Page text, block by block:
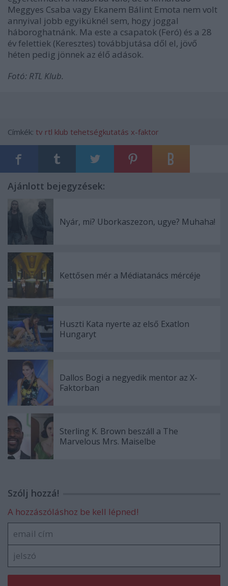
Meggyes Csaba vagy Ekanem Bálint Emota nem volt
annyival jobb egyiküknél sem, hogy joggal
háboroghatnánk. Ma este a csapatok (Feró) és a 28
év felettiek (Keresztes) továbbjutása dől el, jövő
héten pedig jönnek az élő adások.
Fotó: RTL Klub.
Címkék: tv rtl klub tehetségkutatás x-faktor
Ajánlott bejegyzések:
Nyár, mi? Uborkaszezon, ugye? Muhaha!
Kettősen mér a Médiatanács mércéje
Huszti Kata nyerte az első Exatlon
Hungaryt
Dallos Bogi a negyedik mentor az X-
Faktorban
Sterling K. Brown beszáll a The
Marvelous Mrs. Maiselbe
Szólj hozzá!
A hozzászóláshoz be kell lépned!